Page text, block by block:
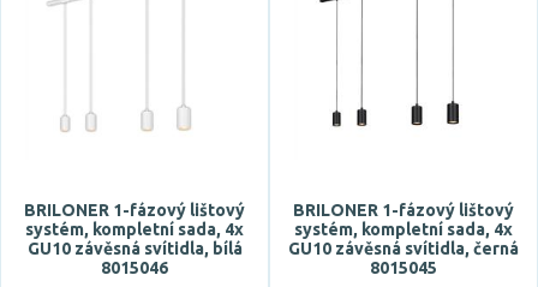
LED
BRILONER 1-fázový lištový
systém, kompletní sada, 4x
GU10 závěsná svítidla, bílá
8015046
BRILONER 1-fázový lištový
systém, kompletní sada, 4x
GU10 závěsná svítidla, černá
8015045